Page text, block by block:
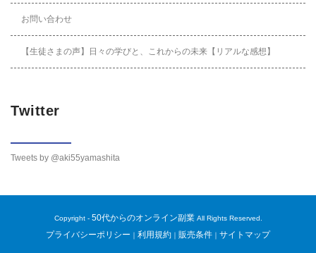
お問い合わせ
【生徒さまの声】日々の学びと、これからの未来【リアルな感想】
Twitter
Tweets by @aki55yamashita
Copyright - 50代からのオンライン副業All Rights Reserved.
プライバシーポリシー ｜ 利用規約 ｜ 販売条件 ｜ サイトマップ